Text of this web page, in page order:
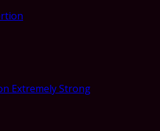
Extremely Strong